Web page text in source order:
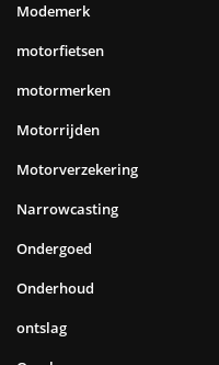
Modemerk
motorfietsen
motormerken
Motorrijden
Motorverzekering
Narrowcasting
Ondergoed
Onderhoud
ontslag